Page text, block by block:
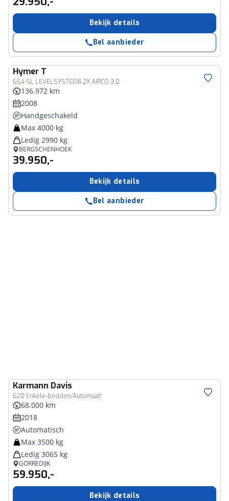
Bekijk details
Bel aanbieder
Hymer T
664 SL LEVELSYSTEEM 2X AIRCO 3.0
136.972 km
2008
Handgeschakeld
Max 4000 kg
Ledig 2990 kg
BERGSCHENHOEK
39.950,-
Bekijk details
Bel aanbieder
Karmann Davis
620 Enkele-bedden/Automaat!
68.000 km
2018
Automatisch
Max 3500 kg
Ledig 3065 kg
GORREDIJK
59.950,-
Bekijk details